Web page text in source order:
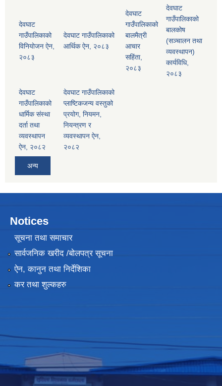
देवघाट
गाउँपालिकाको
विनियोजन ऐन,
२०८३
देवघाट गाउँपालिकाको
आर्थिक ऐन, २०८३
देवघाट
गाउँपालिकाको
बालमैत्री
आचार
सहिंता,
२०८३
देवघाट
गाउँपालिकाको
बालकोष
(सञ्चालन तथा
व्यवस्थापन)
कार्यविधि,
२०८३
देवघाट
गाउँपालिकाको
धार्मिक संस्था
दर्ता तथा
व्यवस्थापन
ऐन, २०८२
देवघाट गाउँपालिकाको
प्लाष्टिकजन्य वस्तुको
प्रयोग, नियमन,
नियन्त्रण र
व्यवस्थापन ऐन,
२०८२
अन्य
Notices
सूचना तथा समाचार
सार्वजनिक खरीद /बोलपत्र सूचना
ऐन, कानुन तथा निर्देशिका
कर तथा शुल्कहरु